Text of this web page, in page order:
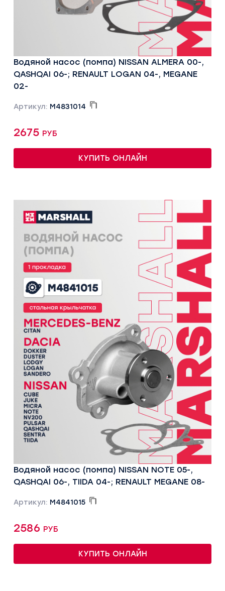
Водяной насос (помпа) NISSAN ALMERA 00-,
QASHQAI 06-; RENAULT LOGAN 04-, MEGANE
02-
Артикул: M4831014
2675 руб
КУПИТЬ ОНЛАЙН
Водяной насос (помпа) NISSAN NOTE 05-,
QASHQAI 06-, TIIDA 04-; RENAULT MEGANE 08-
Артикул: M4841015
2586 руб
КУПИТЬ ОНЛАЙН